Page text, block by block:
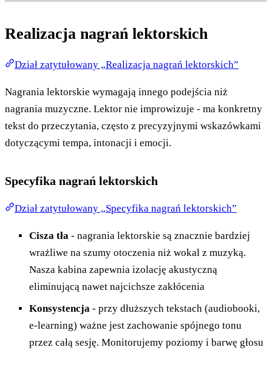
Realizacja nagrań lektorskich
Dział zatytułowany „Realizacja nagrań lektorskich”
Nagrania lektorskie wymagają innego podejścia niż
nagrania muzyczne. Lektor nie improwizuje - ma konkretny
tekst do przeczytania, często z precyzyjnymi wskazówkami
dotyczącymi tempa, intonacji i emocji.
Specyfika nagrań lektorskich
Dział zatytułowany „Specyfika nagrań lektorskich”
Cisza tła - nagrania lektorskie są znacznie bardziej
wrażliwe na szumy otoczenia niż wokal z muzyką.
Nasza kabina zapewnia izolację akustyczną
eliminującą nawet najcichsze zakłócenia
Konsystencja - przy dłuższych tekstach (audiobooki,
e-learning) ważne jest zachowanie spójnego tonu
przez całą sesję. Monitorujemy poziomy i barwę głosu